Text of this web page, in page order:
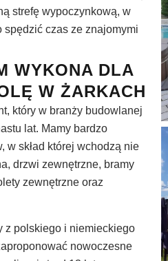
strefę wypoczynkową, w
spędzić czas ze znajomymi
WYKONA DLA
W ŻARKACH
który w branży budowlanej
lat. Mamy bardzo
w skład której wchodzą nie
drzwi zewnętrzne, bramy
zewnętrzne oraz
z polskiego i niemieckiego
nowoczesne